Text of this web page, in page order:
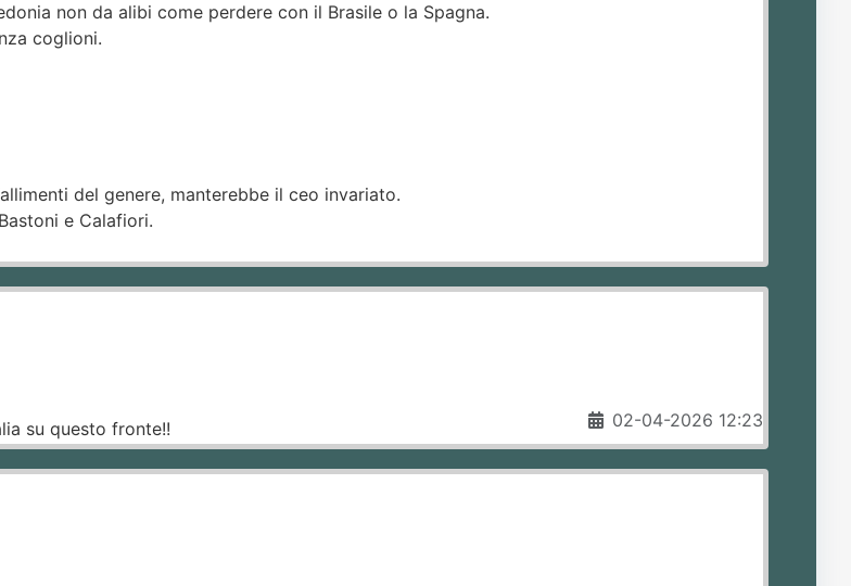
non da alibi come perdere con il Brasile o la Spagna.
coglioni.
del genere, manterebbe il ceo invariato.
e Calafiori.
02-04-2026 12:23
su questo fronte!!